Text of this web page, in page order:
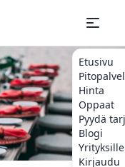
Etusivu
Hinta
Oppaat
Pyydä
Blogi
Yrityksille
Kirjaudu